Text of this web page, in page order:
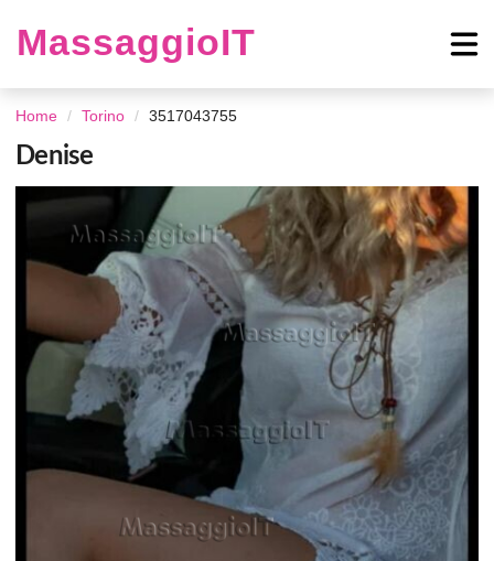
MassaggioIT
Home Torino 3517043755
Denise